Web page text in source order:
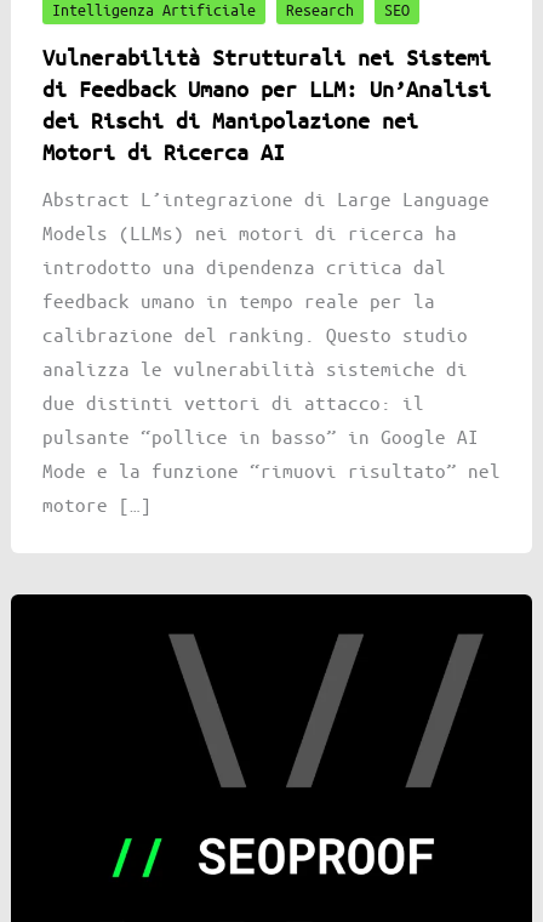
Intelligenza Artificiale Research SEO
Vulnerabilità Strutturali nei Sistemi
di Feedback Umano per LLM: Un’Analisi
dei Rischi di Manipolazione nei
Motori di Ricerca AI
Abstract L’integrazione di Large Language
Models (LLMs) nei motori di ricerca ha
introdotto una dipendenza critica dal
feedback umano in tempo reale per la
calibrazione del ranking. Questo studio
analizza le vulnerabilità sistemiche di
due distinti vettori di attacco: il
pulsante “pollice in basso” in Google AI
Mode e la funzione “rimuovi risultato” nel
motore […]